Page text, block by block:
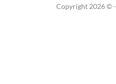
Copyright 2026 © -